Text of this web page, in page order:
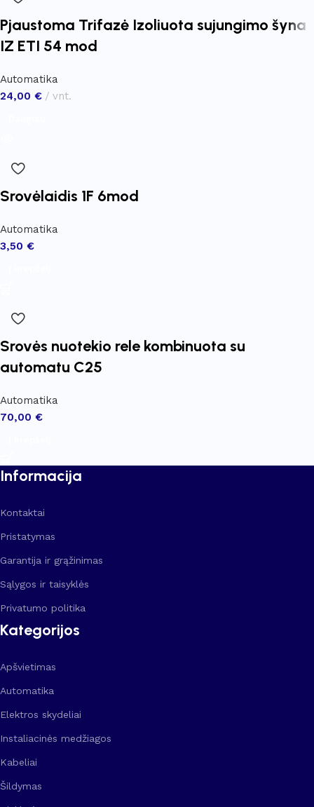
Pjaustoma Trifazė Izoliuota sujungimo šyna
IZ ETI 54 mod
Automatika
24,00 € vnt.
Srovėlaidis 1F 6mod
Automatika
3,50 €
Srovės nuotekio rele kombinuota su
automatu C25
Automatika
70,00 €
Informacija
Kontaktai
Pristatymas
Garantija ir grąžinimas
Sąlygos ir taisyklės
Privatumo politika
Kategorijos
Apšvietimas
Automatika
Elektros skydeliai
Instaliacinės medžiagos
Kabeliai
Šildymas